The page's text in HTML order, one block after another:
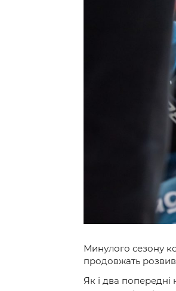
Минулого сезону
продовжать
Як і два попередні